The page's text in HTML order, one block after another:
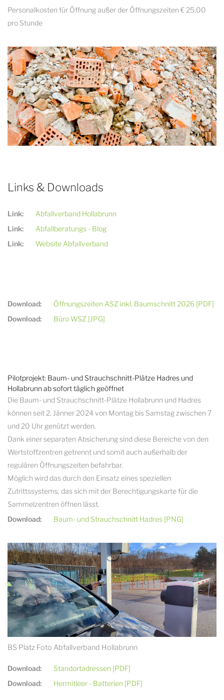
Personalkosten für Öffnung außer der Öffnungszeiten € 25,00
pro Stunde
Links & Downloads
Link:
Abfallverband Hollabrunn
Link:
Abfallberatungs - Blog
Link:
Website Abfallverband
Download:
Öffnungszeiten ASZ inkl. Baumschnitt 2026 [PDF]
Download:
Büro WSZ [JPG]
Pilotprojekt: Baum- und Strauchschnitt-Plätze Hadres und
Hollabrunn ab sofort täglich geöffnet
Die Baum- und Strauchschnitt-Plätze Hollabrunn und Hadres
können seit 2. Jänner 2024 von Montag bis Samstag zwischen 7
und 20 Uhr genützt werden.
Dank einer separaten Absicherung sind diese Bereiche von den
Wertstoffzentren getrennt und somit auch außerhalb der
regulären Öffnungszeiten befahrbar.
Möglich wird das durch den Einsatz eines speziellen
Zutrittssystems, das sich mit der Berechtigungskarte für die
Sammelzentren öffnen lässt.
Download:
Baum- und Strauchschnitt Hadres [PNG]
BS Platz Foto Abfallverband Hollabrunn
Download:
Standortadressen [PDF]
Download:
Hermitleer - Batterien [PDF]